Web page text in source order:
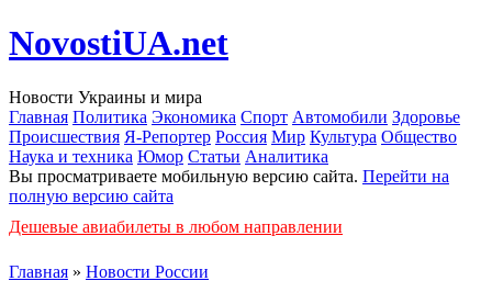
NovostiUA.net
Новости Украины и мира
Главная Политика Экономика Спорт Автомобили Здоровье
Происшествия Я-Репортер Россия Мир Культура Общество
Наука и техника Юмор Статьи Аналитика
Вы просматриваете мобильную версию сайта. Перейти на
полную версию сайта
Дешевые авиабилеты в любом направлении
Главная » Новости России